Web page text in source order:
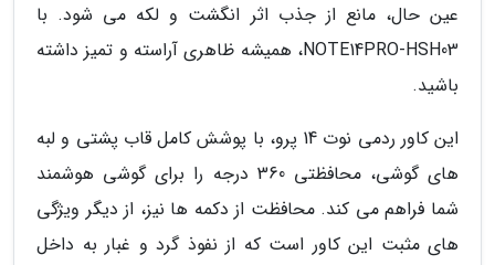
عین حال، مانع از جذب اثر انگشت و لکه می شود. با
NOTE14PRO-HSH03، همیشه ظاهری آراسته و تمیز داشته
باشید.
این کاور ردمی نوت 14 پرو، با پوشش کامل قاب پشتی و لبه
های گوشی، محافظتی 360 درجه را برای گوشی هوشمند
شما فراهم می کند. محافظت از دکمه ها نیز، از دیگر ویژگی
های مثبت این کاور است که از نفوذ گرد و غبار به داخل